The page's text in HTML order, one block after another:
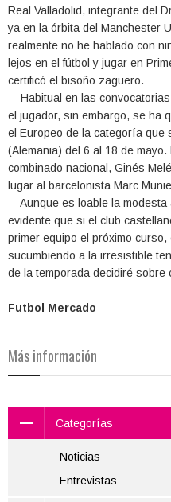
Real Valladolid, integrante del
ya en la órbita del Manchester
realmente no he hablado con
lejos en el fútbol y jugar en
certificó el bisoño zaguero.
Habitual en las
el jugador, sin embargo, se ha
el Europeo de la categoría que
(Alemania) del 6 al 18 de
combinado nacional, Ginés
lugar al barcelonista Marc
Aunque es loable la modesta
evidente que si el club
primer equipo el próximo
sucumbiendo a la irresistible
de la temporada decidiré sobre
Futbol Mercado
Más información
Categorías
Noticias
Entrevistas